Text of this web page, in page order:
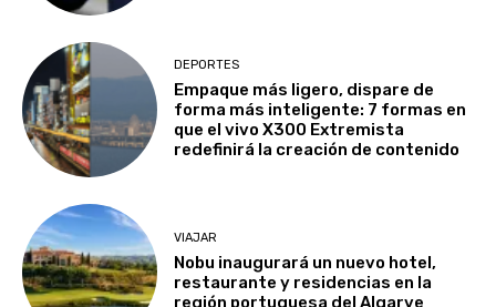
DEPORTES
Empaque más ligero, dispare de
forma más inteligente: 7 formas en
que el vivo X300 Extremista
redefinirá la creación de contenido
VIAJAR
Nobu inaugurará un nuevo hotel,
restaurante y residencias en la
región portuguesa del Algarve